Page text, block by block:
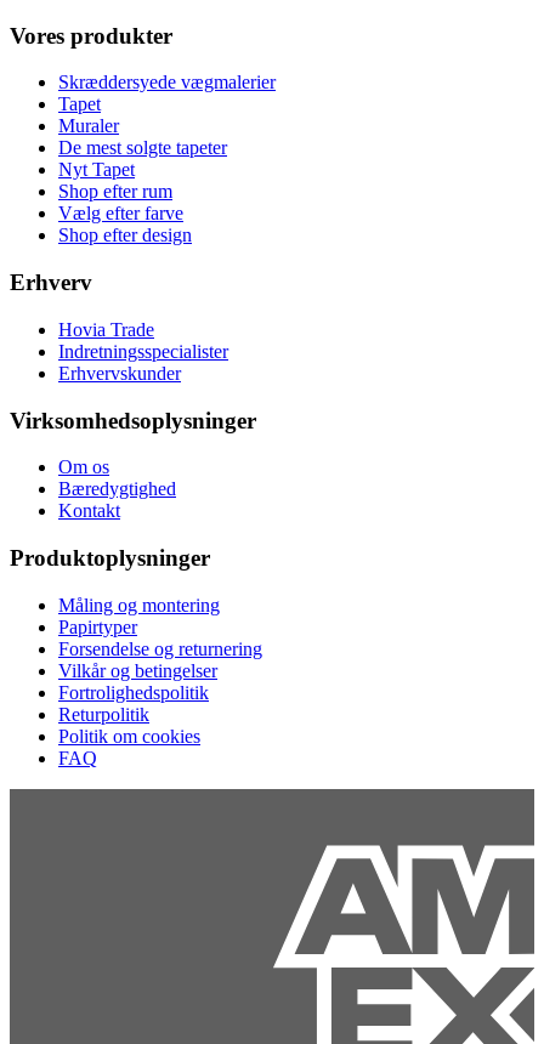
Vores produkter
Skræddersyede vægmalerier
Tapet
Muraler
De mest solgte tapeter
Nyt Tapet
Shop efter rum
Vælg efter farve
Shop efter design
Erhverv
Hovia Trade
Indretningsspecialister
Erhvervskunder
Virksomhedsoplysninger
Om os
Bæredygtighed
Kontakt
Produktoplysninger
Måling og montering
Papirtyper
Forsendelse og returnering
Vilkår og betingelser
Fortrolighedspolitik
Returpolitik
Politik om cookies
FAQ